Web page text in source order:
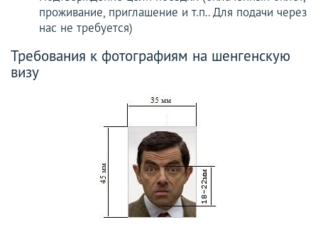
проживание, приглашение и т.п.. Для подачи через
нас не требуется)
Требования к фотографиям на шенгенскую
визу